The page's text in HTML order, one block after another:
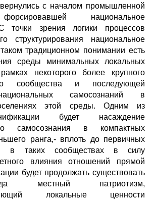
с началом промышленной
национальное
С точки зрения логики процессов
структурирования национальное
традиционном понимании есть
среды минимальных локальных
некоторого более крупного
сообщества и последующей
самосознаний в
этой среды. Одним из
будет насаждение
самосознания в компактных
ранга,- вплоть до первичных
в таких сообществах в силу
влияния отношений прямой
будет продолжать существовать
местный патриотизм,
локальные ценности